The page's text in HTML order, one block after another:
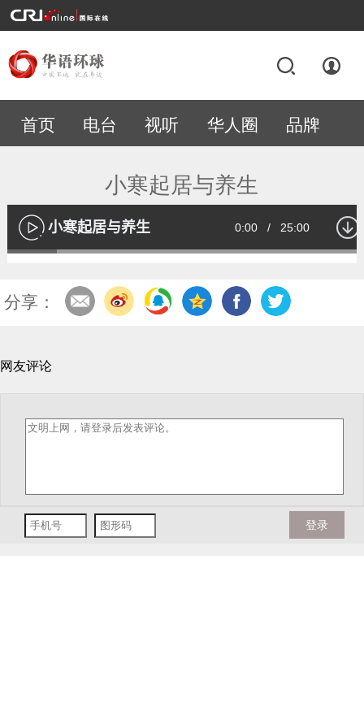
首页 电台 视听 华人圈 品牌
小寒起居与养生
播
放
小寒起居与养生 Current
0:00 / Duration
25:00
Loaded:
分享：
网友评论
登录